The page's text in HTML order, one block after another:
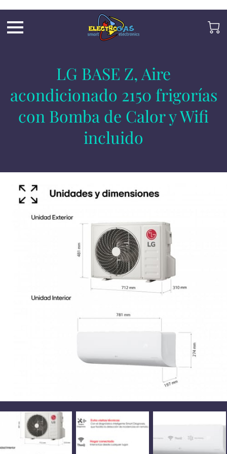
LG BASE Z, Aire
acondicionado 2150 frigorías
con Bomba de Calor y Wifi
incluido